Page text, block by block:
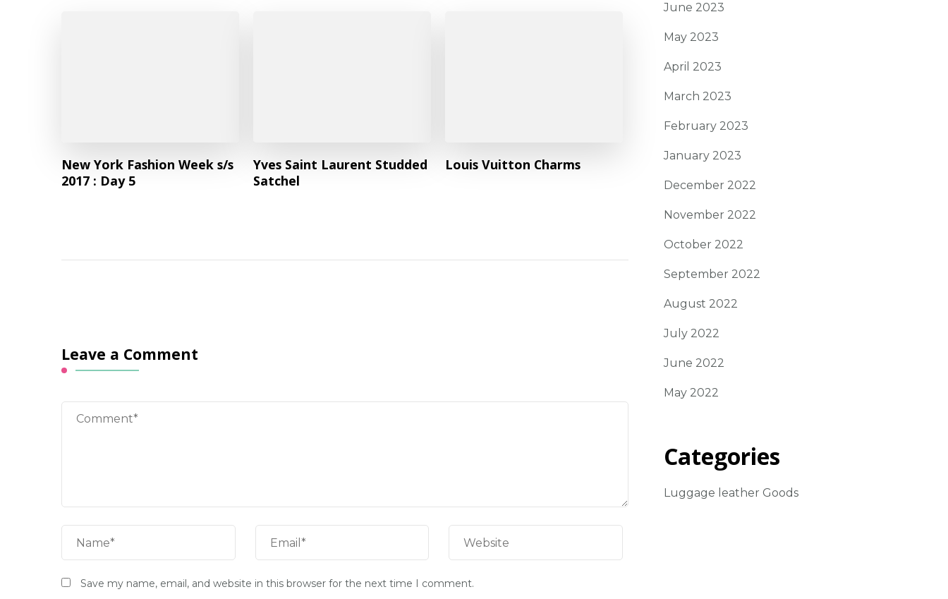
New York Fashion Week s/s
2017 : Day 5
Yves Saint Laurent Studded
Satchel
Louis Vuitton Charms
Leave a Comment
Save my name, email, and website in this browser for the next time I comment.
June 2023
May 2023
April 2023
March 2023
February 2023
January 2023
December 2022
November 2022
October 2022
September 2022
August 2022
July 2022
June 2022
May 2022
Categories
Luggage leather Goods